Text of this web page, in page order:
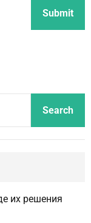
Search
их решения